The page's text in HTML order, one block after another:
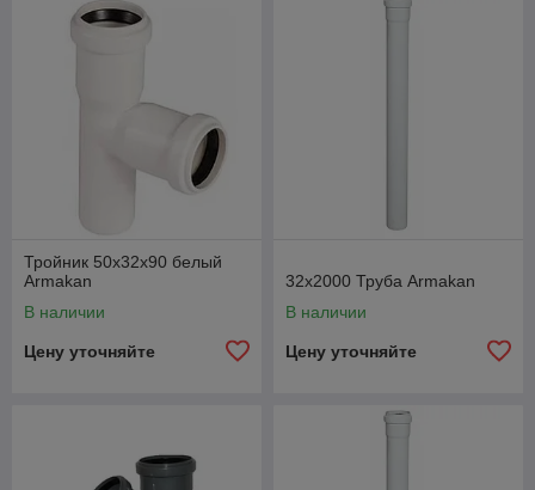
Тройник 50х32х90 белый
Armakan
В наличии
Цену уточняйте
32х2000 Труба Armakan
В наличии
Цену уточняйте